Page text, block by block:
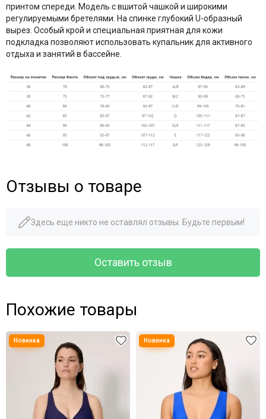
принтом спереди. Модель с вшитой чашкой и широкими
регулируемыми бретелями. На спинке глубокий U-образный
вырез. Особый крой и специальная приятная для кожи
подкладка позволяют использовать купальник для активного
отдыха и занятий в бассейне.
Отзывы о товаре
Здесь еще никто не оставлял отзывы. Будьте первым!
Оставить отзыв
Похожие товары